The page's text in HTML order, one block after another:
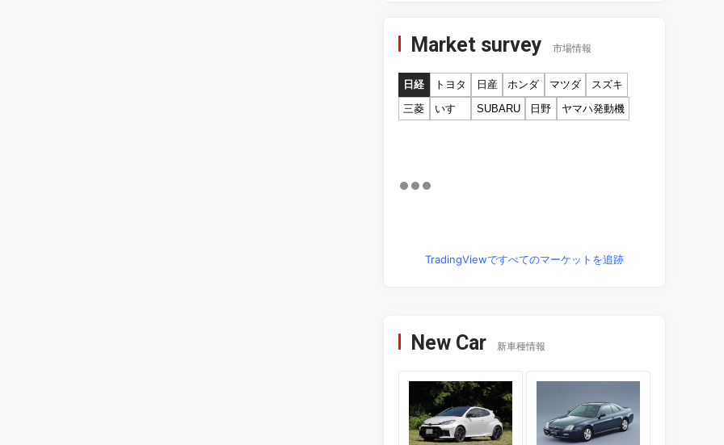
Market survey 市場情報
日経 トヨタ 日産 ホンダ マツダ
スズキ
三菱
いすゞ SUBARU 日野 ヤマハ発動機
TradingViewですべてのマーケットを追跡
New Car 新車種情報